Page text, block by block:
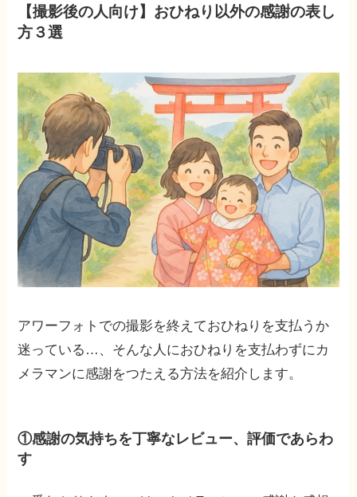
【撮影後の人向け】おひねり以外の感謝の表し
方３選
アワーフォトでの撮影を終えておひねりを支払うか
迷っている…、そんな人におひねりを支払わずにカ
メラマンに感謝をつたえる方法を紹介します。
①感謝の気持ちを丁寧なレビュー、評価であらわ
す